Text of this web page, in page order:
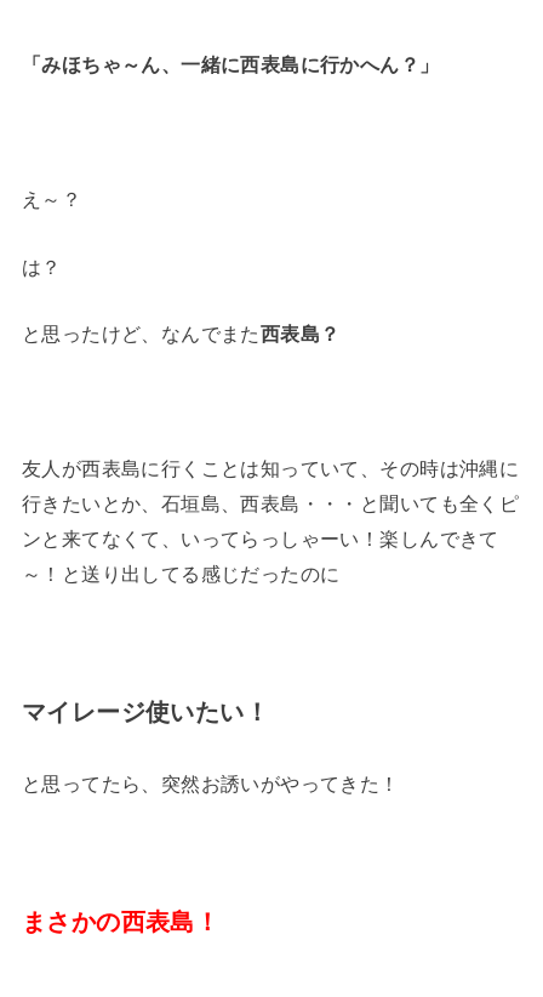
「みほちゃ～ん、一緒に西表島に行かへん？」
え～？
は？
と思ったけど、なんでまた西表島？
友人が西表島に行くことは知っていて、その時は沖縄に
行きたいとか、石垣島、西表島・・・と聞いても全くピ
ンと来てなくて、いってらっしゃーい！楽しんできて
～！と送り出してる感じだったのに
マイレージ使いたい！
と思ってたら、突然お誘いがやってきた！
まさかの西表島！